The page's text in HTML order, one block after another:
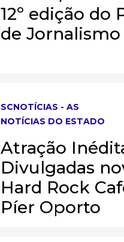
12º edição do
de Jornalismo
SCNOTÍCIAS - AS
NOTÍCIAS DO ESTADO
Atração
Divulgadas
Hard Rock
Píer Oporto